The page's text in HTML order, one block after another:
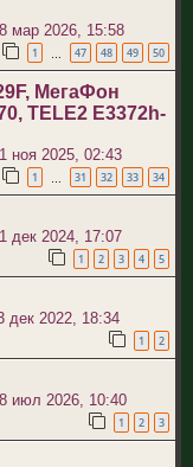
мар 2026, 15:58
1 47 48 49 50
МегаФон
TELE2 E3372h-
ноя 2025, 02:43
1 31 32 33 34
дек 2024, 17:07
1 2 3 4 5
дек 2022, 18:34
1 2
июл 2026, 10:40
1 2 3